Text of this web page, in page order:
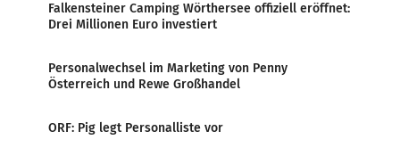
Falkensteiner Camping Wörthersee offiziell eröffnet:
Drei Millionen Euro investiert
Personalwechsel im Marketing von Penny
Österreich und Rewe Großhandel
ORF: Pig legt Personalliste vor